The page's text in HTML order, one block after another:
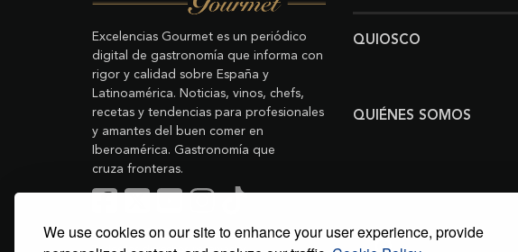
We use cookies on our site to enhance your user experience, provide
Excelencias Gourmet es un periódico
digital de gastronomía que informa con
rigor y calidad sobre España y
Latinoamérica. Noticias, vinos, chefs,
recetas y tendencias para profesionales
y amantes del buen comer en
Iberoamérica. Gastronomía que
cruza fronteras.
Copyright © 2011-2026 Excelencias Gourmet.
QUIOSCO
QUIÉNES SOMOS
Buscar